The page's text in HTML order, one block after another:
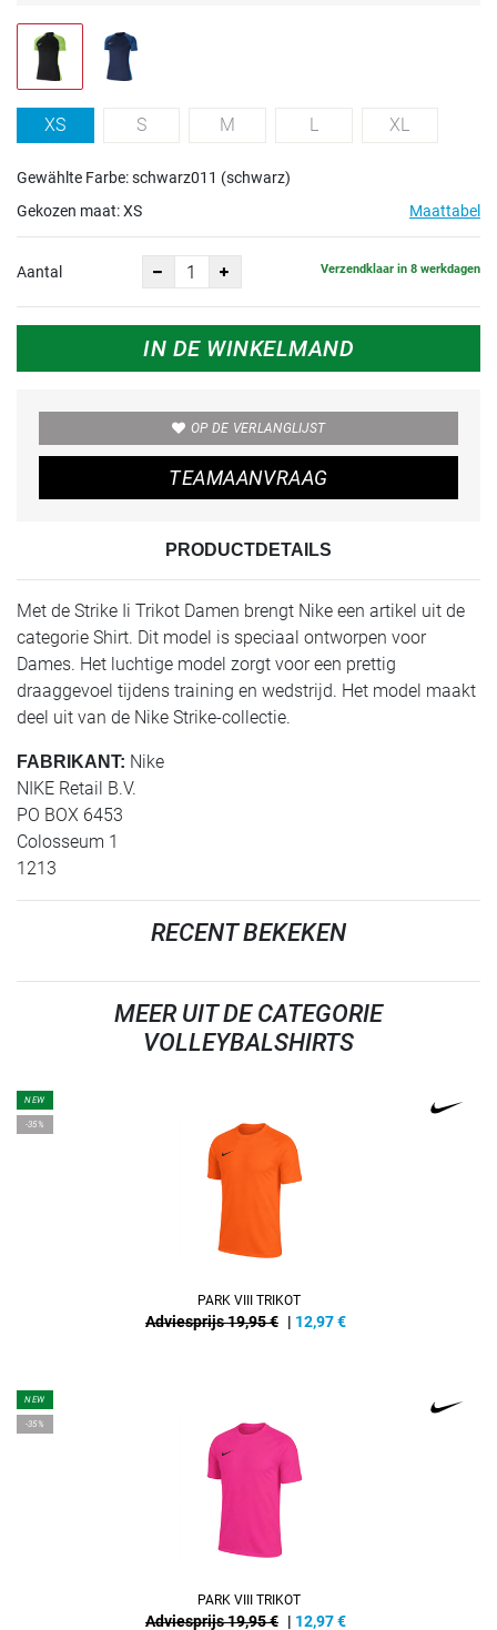
XS S M L XL
Gewählte Farbe: schwarz011 (schwarz)
Gekozen maat:XS Maattabel
Aantal Verzendklaar in 8 werkdagen
IN DE WINKELMAND
OP DE VERLANGLIJST
TEAMAANVRAAG
PRODUCTDETAILS
Met de Strike Ii Trikot Damen brengt Nike een artikel uit de
categorie Shirt. Dit model is speciaal ontworpen voor
Dames. Het luchtige model zorgt voor een prettig
draaggevoel tijdens training en wedstrijd. Het model maakt
deel uit van de Nike Strike-collectie.
FABRIKANT: Nike
NIKE Retail B.V.
PO BOX 6453
Colosseum 1
1213
RECENT BEKEKEN
MEER UIT DE CATEGORIE
VOLLEYBALSHIRTS
NEW
-35%
PARK VIII TRIKOT
Adviesprijs 19,95 € | 12,97€
NEW
-35%
PARK VIII TRIKOT
Adviesprijs 19,95 € | 12,97€